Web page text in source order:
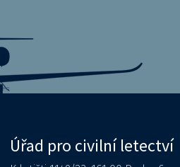
Úřad pro civilní letectví